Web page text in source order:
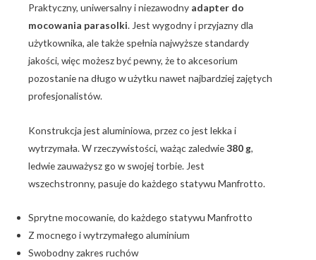
Praktyczny, uniwersalny i niezawodny adapter do
mocowania parasolki. Jest wygodny i przyjazny dla
użytkownika, ale także spełnia najwyższe standardy
jakości, więc możesz być pewny, że to akcesorium
pozostanie na długo w użytku nawet najbardziej zajętych
profesjonalistów.
Konstrukcja jest aluminiowa, przez co jest lekka i
wytrzymała. W rzeczywistości, ważąc zaledwie380 g,
ledwie zauważysz go w swojej torbie. Jest
wszechstronny, pasuje do każdego statywu Manfrotto.
Sprytne mocowanie, do każdego statywu Manfrotto
Z mocnego i wytrzymałego aluminium
Swobodny zakres ruchów